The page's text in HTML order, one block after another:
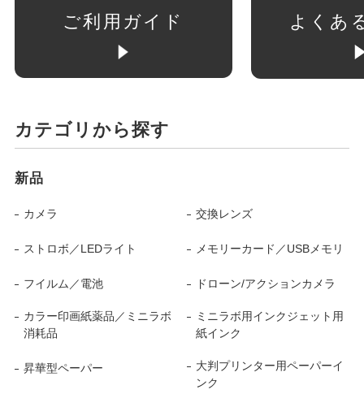
ご利用ガイド よくあ
カテゴリから探す
新品
カメラ 交換レンズ
ストロボ／LEDライト メモリーカード／USBメモリ
フイルム／電池 ドローン/アクションカメラ
カラー印画紙薬品／ミニラボ
消耗品
ミニラボ用インクジェット用
紙インク
昇華型ペーパー
大判プリンター用ペーパーイ
ンク